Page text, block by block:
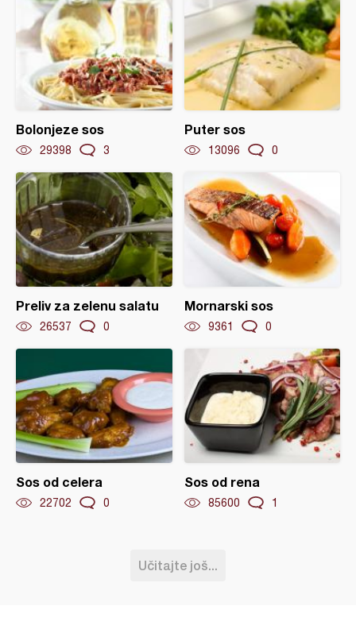
Bolonjeze sos
29398 3
Puter sos
13096 0
Preliv za zelenu salatu
26537 0
Mornarski sos
9361 0
Sos od celera
22702 0
Sos od rena
85600 1
Učitajte još...